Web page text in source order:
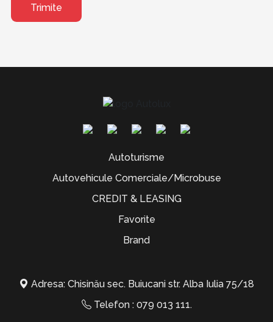
Trimite
Autoturisme
Autovehicule Comerciale/Microbuse
CREDIT & LEASING
Favorite
Brand
Adresa: Chisinău sec. Buiucani str. Alba Iulia 75/18
Telefon : 079 013 111.